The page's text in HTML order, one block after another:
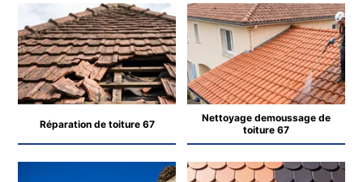
Réparation de toiture 67
Nettoyage demoussage de
toiture 67